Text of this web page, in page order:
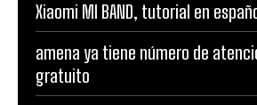
Xiaomi MI BAND, tutorial en
amena ya tiene número de
gratuito